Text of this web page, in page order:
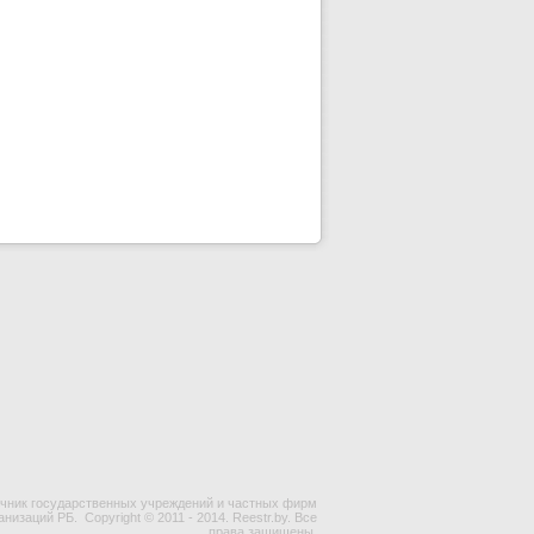
государственных учреждений и частных фирм
РБ.
Copyright © 2011 - 2014. Reestr.by. Все